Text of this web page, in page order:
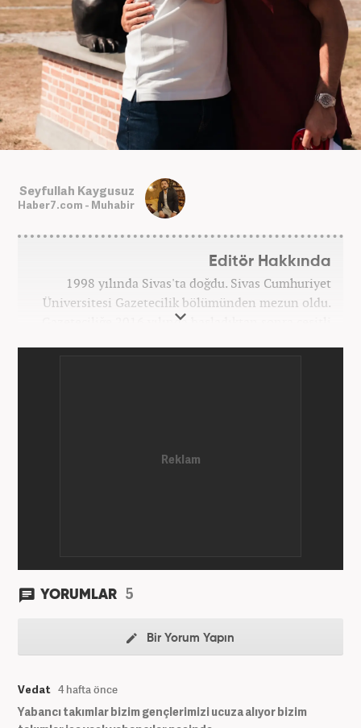
Seyfullah Kaygusuz
Haber7.com - Muhabir
Editör Hakkında
1998 yılında Sivas'ta doğdu. Sivas Cumhuriyet
Üniversitesi Gazetecilik bölümünden mezun oldu.
Gazeteciliğe 2016 yılında başladıktan sonra çeşitli
YORUMLAR 5
Bir Yorum Yapın
Vedat 4 hafta önce
Yabancı takımlar bizim gençlerimizi ucuza alıyor bizim